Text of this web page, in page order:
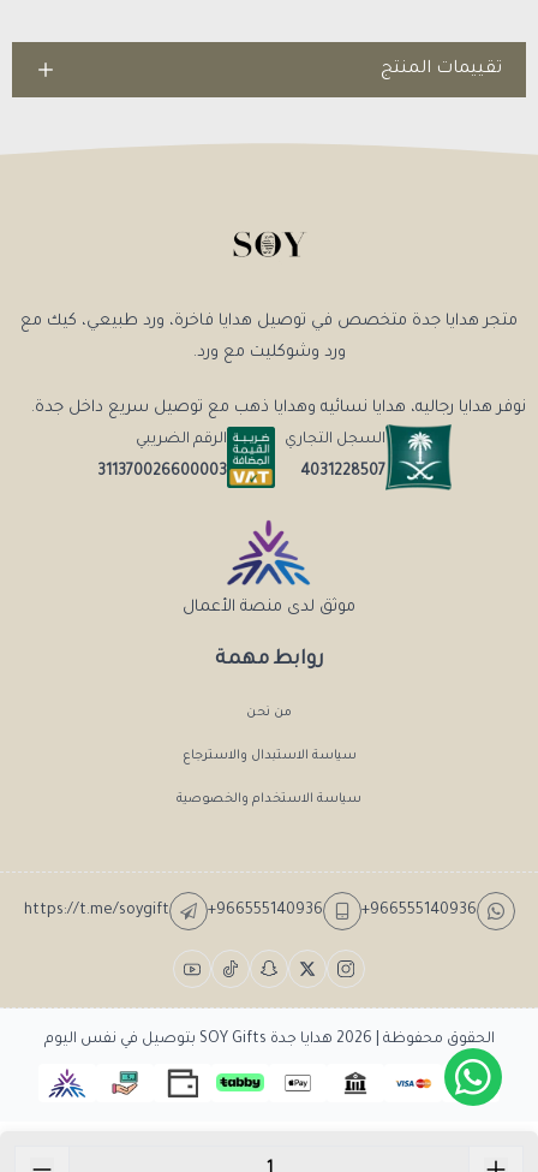
تقييمات المنتج
روابط مهمة
من نحن
سياسة الاستبدال والاسترجاع
سياسة الاستخدام والخصوصية
متجر هدايا جدة متخصص في توصيل هدايا فاخرة، ورد طبيعي، كيك مع
ورد وشوكليت مع ورد.
نوفر هدايا رجاليه، هدايا نسائيه وهدايا ذهب مع توصيل سريع داخل جدة.
السجل التجاري
4031228507
الرقم الضريبي
311370026600003
موثق لدى منصة الأعمال
+966555140936
+966555140936
https://t.me/soygift
الحقوق محفوظة | 2026 هدايا جدة SOY Gifts بتوصيل في نفس اليوم